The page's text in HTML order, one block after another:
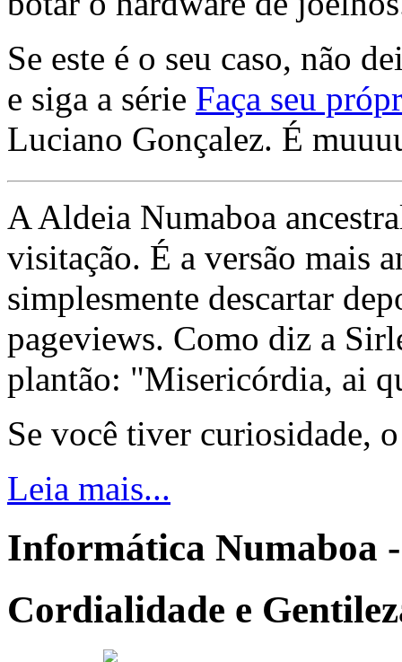
Se este é o seu caso, não
e siga a série Faça seu
Luciano Gonçalez. É
A Aldeia Numaboa
visitação. É a versão mais
simplesmente descartar
pageviews. Como diz a
plantão: "Misericórdia, ai
Se você tiver curiosidade,
Leia mais...
Informática Numaboa
Cordialidade e